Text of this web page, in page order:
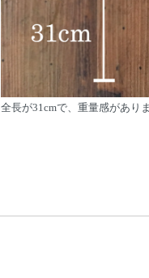
全長が31cmで、重量感がありま